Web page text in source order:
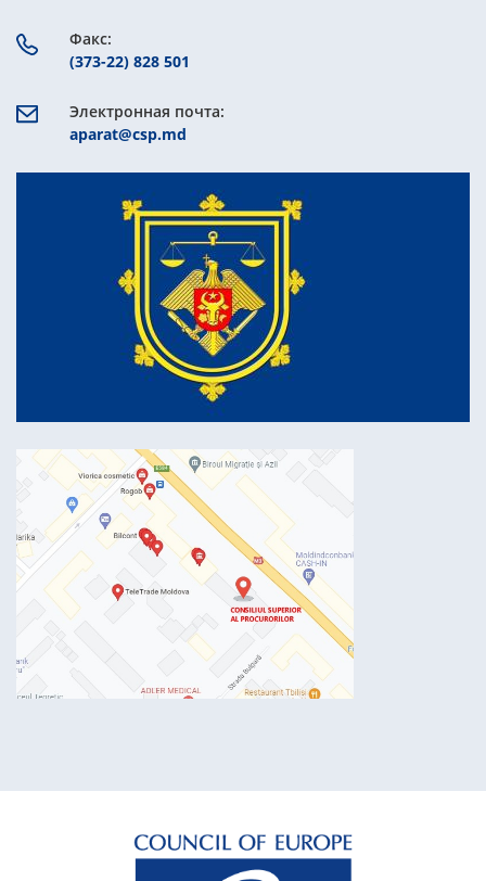
Факс:
(373-22) 828 501
Электронная почта:
aparat@csp.md